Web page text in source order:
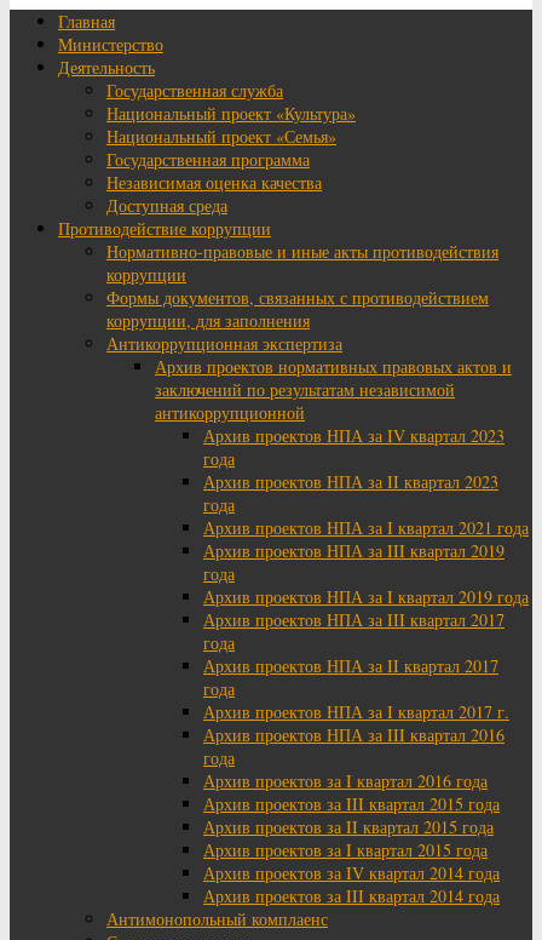
Главная
Министерство
Деятельность
Государственная служба
Национальный проект «Культура»
Национальный проект «Семья»
Государственная программа
Независимая оценка качества
Доступная среда
Противодействие коррупции
Нормативно-правовые и иные акты противодействия
коррупции
Формы документов, связанных с противодействием
коррупции, для заполнения
Антикоррупционная экспертиза
Архив проектов нормативных правовых актов и
заключений по результатам независимой
антикоррупционной
Архив проектов НПА за IV квартал 2023
года
Архив проектов НПА за II квартал 2023
года
Архив проектов НПА за I квартал 2021 года
Архив проектов НПА за III квартал 2019
года
Архив проектов НПА за I квартал 2019 года
Архив проектов НПА за III квартал 2017
года
Архив проектов НПА за II квартал 2017
года
Архив проектов НПА за I квартал 2017 г.
Архив проектов НПА за III квартал 2016
года
Архив проектов за I квартал 2016 года
Архив проектов за III квартал 2015 года
Архив проектов за II квартал 2015 года
Архив проектов за I квартал 2015 года
Архив проектов за IV квартал 2014 года
Архив проектов за III квартал 2014 года
Антимонопольный комплаенс